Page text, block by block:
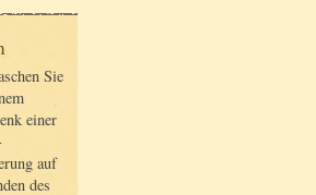
Sie
einer
auf
des